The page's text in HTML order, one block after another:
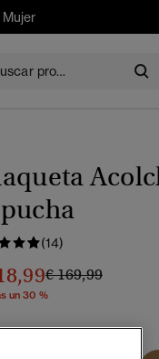
Mujer
(14)
Precio rebajado
€ 169,99a
un 30 %
verde militar